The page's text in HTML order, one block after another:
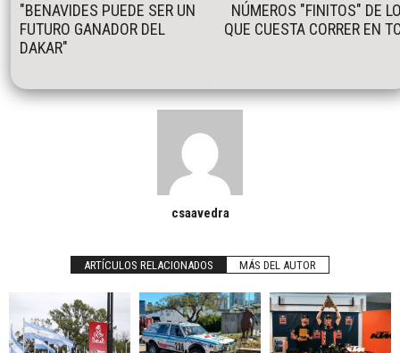
"BENAVIDES PUEDE SER UN
FUTURO GANADOR DEL
DAKAR"
NÚMEROS "FINITOS" DE
QUE CUESTA CORRER EN
csaavedra
ARTÍCULOS RELACIONADOS MÁS DEL AUTOR